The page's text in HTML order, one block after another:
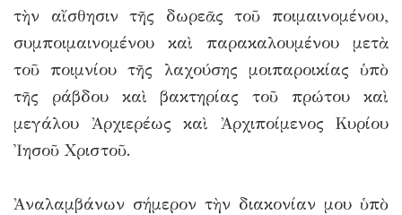
τὴν αἴσθησιν τῆς δωρεᾶς τοῦ ποιμαινομένου,
συμποιμαινομένου καὶ παρακαλουμένου μετὰ
τοῦ ποιμνίου τῆς λαχούσης μοιπαροικίας ὑπὸ
τῆς ράβδου καὶ βακτηρίας τοῦ πρώτου καὶ
μεγάλου Ἀρχιερέως καὶ Ἀρχιποίμενος Κυρίου
Ἰησοῦ Χριστοῦ.
Ἀναλαμβάνων σήμερον τὴν διακονίαν μου ὑπὸ